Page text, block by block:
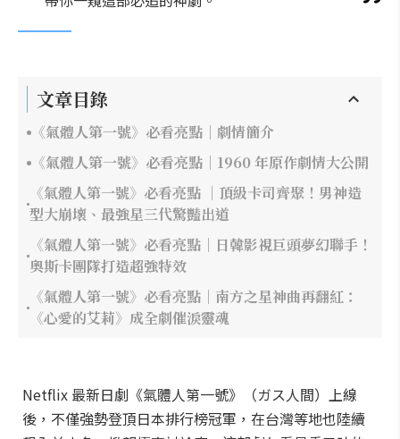
文章目錄
《氣體人第一號》必看亮點｜劇情簡介
《氣體人第一號》必看亮點｜1960 年原作劇情大公開
《氣體人第一號》必看亮點 ｜頂級卡司齊聚！男神造
型大崩壞、最強星三代驚豔出道
《氣體人第一號》必看亮點｜日韓影視巨頭夢幻聯手！
奧斯卡團隊打造超強特效
《氣體人第一號》必看亮點｜南方之星神曲再翻紅：
《心愛的艾莉》成全劇催淚靈魂
Netflix 最新日劇《氣體人第一號》（ガス人間）上線
後，不僅強勢登頂日本排行榜冠軍，在台灣等地也陸續